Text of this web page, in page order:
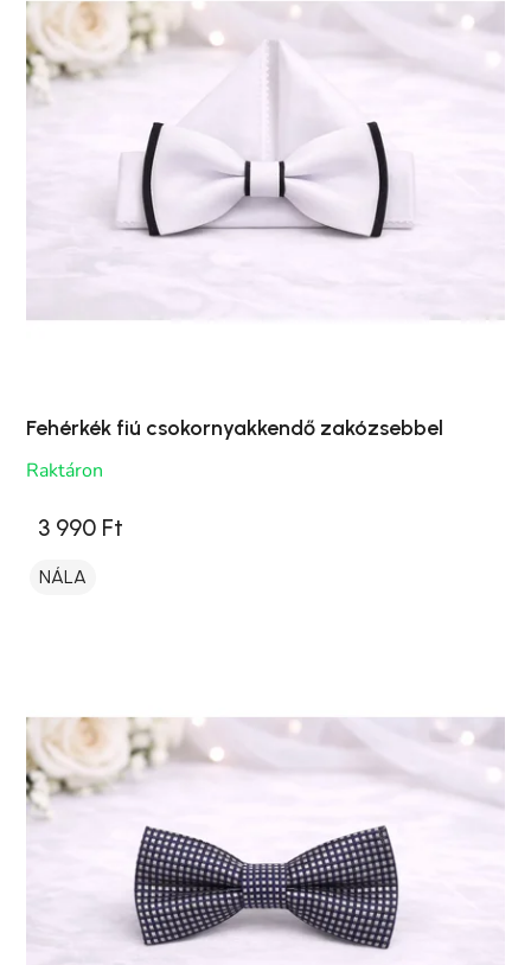
Fehérkék fiú csokornyakkendő zakózsebbel
Raktáron
3 990 Ft
NÁLA